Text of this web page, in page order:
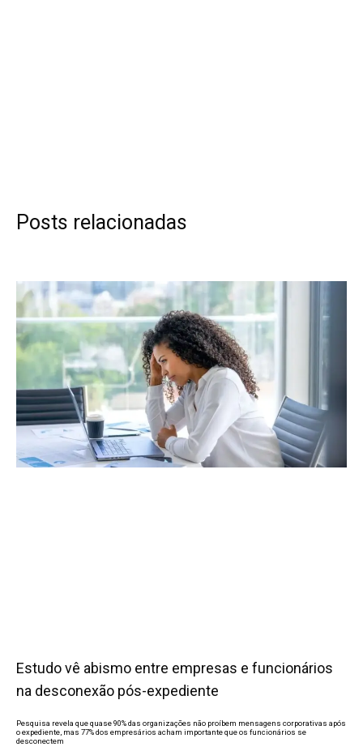
Posts relacionadas
Estudo vê abismo entre empresas e funcionários
na desconexão pós-expediente
Pesquisa revela que quase 90% das organizações não proíbem mensagens corporativas após
o expediente, mas 77% dos empresários acham importante que os funcionários se
desconectem